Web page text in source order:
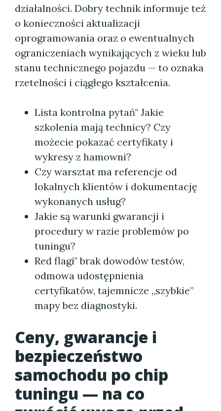
działalności. Dobry technik informuje też
o konieczności aktualizacji
oprogramowania oraz o ewentualnych
ograniczeniach wynikających z wieku lub
stanu technicznego pojazdu — to oznaka
rzetelności i ciągłego kształcenia.
Lista kontrolna pytań" Jakie
szkolenia mają technicy? Czy
możecie pokazać certyfikaty i
wykresy z hamowni?
Czy warsztat ma referencje od
lokalnych klientów i dokumentację
wykonanych usług?
Jakie są warunki gwarancji i
procedury w razie problemów po
tuningu?
Red flagi" brak dowodów testów,
odmowa udostępnienia
certyfikatów, tajemnicze „szybkie”
mapy bez diagnostyki.
Ceny, gwarancje i
bezpieczeństwo
samochodu po chip
tuningu — na co